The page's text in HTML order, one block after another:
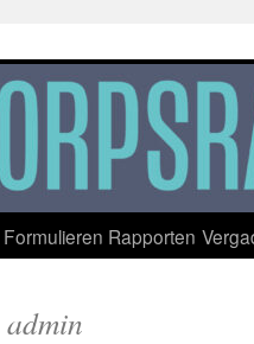
Formulieren Rapporten
admin